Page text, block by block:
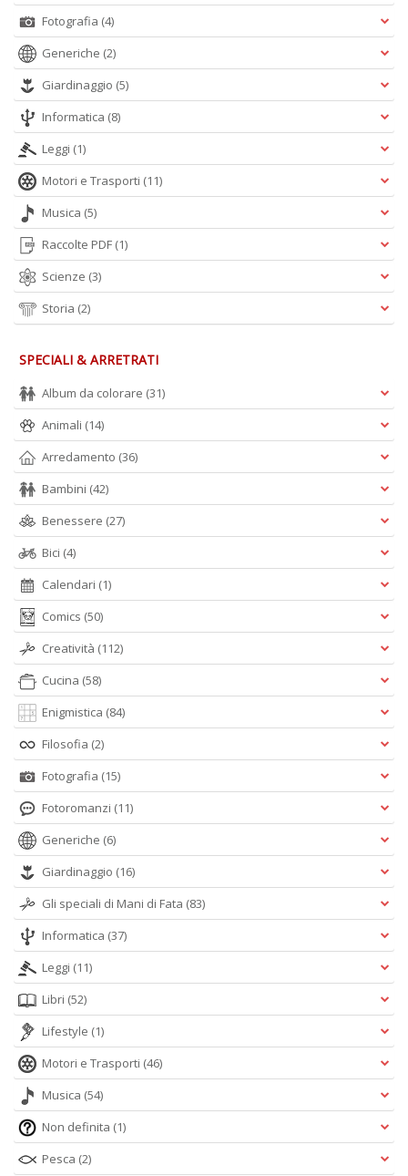
Fotografia (4)
Generiche (2)
Giardinaggio (5)
Informatica (8)
Leggi (1)
Motori e Trasporti (11)
Musica (5)
Raccolte PDF (1)
Scienze (3)
Storia (2)
SPECIALI & ARRETRATI
Album da colorare (31)
Animali (14)
Arredamento (36)
Bambini (42)
Benessere (27)
Bici (4)
Calendari (1)
Comics (50)
Creatività (112)
Cucina (58)
Enigmistica (84)
Filosofia (2)
Fotografia (15)
Fotoromanzi (11)
Generiche (6)
Giardinaggio (16)
Gli speciali di Mani di Fata (83)
Informatica (37)
Leggi (11)
Libri (52)
Lifestyle (1)
Motori e Trasporti (46)
Musica (54)
Non definita (1)
Pesca (2)